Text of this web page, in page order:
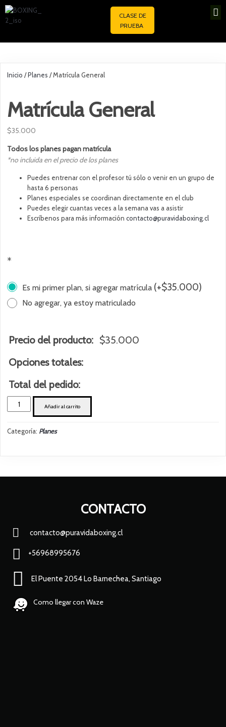
CLASE DE
PRUEBA
Inicio /Planes / Matrícula General
Matrícula General
$35.000
Todos los planes pagan matrícula
*no incluida en el precio de los planes
Puedes entrenar con el profesor tú sólo o venir en un grupo de
hasta 6 personas
Planes especiales se coordinan directamente en el club
Puedes elegir cuantas veces a la semana vas a asistir
Escríbenos para más información contacto@puravidaboxing.cl
*
Es mi primer plan, si agregar matrícula (+$35.000)
No agregar, ya estoy matriculado
Precio del producto: $35.000
Opciones totales:
Total del pedido:
Matrícula
General
Añadir al carrito
Categoría: Planes
CONTACTO
contacto@puravidaboxing.cl
+56968995676
El Puente 2054 Lo Barnechea, Santiago
Como llegar con Waze